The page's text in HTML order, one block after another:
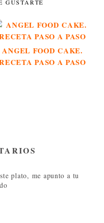
GUSTARTE
ANGEL FOOD CAKE.
PASO A PASO
plato, me apunto a tu